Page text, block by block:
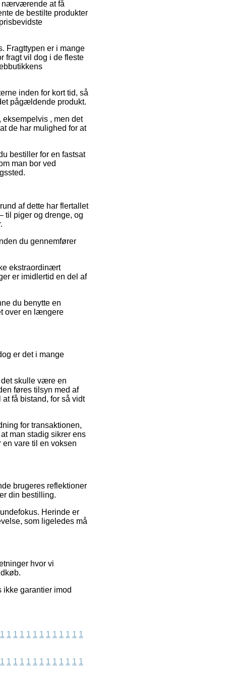
nærværende at få
de bestilte produkter
Fragttypen er i mange
fragt vil dog i de fleste
inden for kort tid, så
pågældende produkt.
, men det
de har mulighed for at
bestiller for en fastsat
man bor ved
af dette har flertallet
til piger og drenge, og
du gennemfører
ekstraordinært
er imidlertid en del af
du benytte en
over en længere
er det i mange
skulle være en
føres tilsyn med af
få bistand, for så vidt
for transaktionen,
man stadig sikrer ens
vare til en voksen
brugeres reflektioner
din bestilling.
Herinde er
som ligeledes må
hvor vi
garantier imod
1 1 1 1 1 1 1 1 1 1 1 1 1
1 1 1 1 1 1 1 1 1 1 1 1 1